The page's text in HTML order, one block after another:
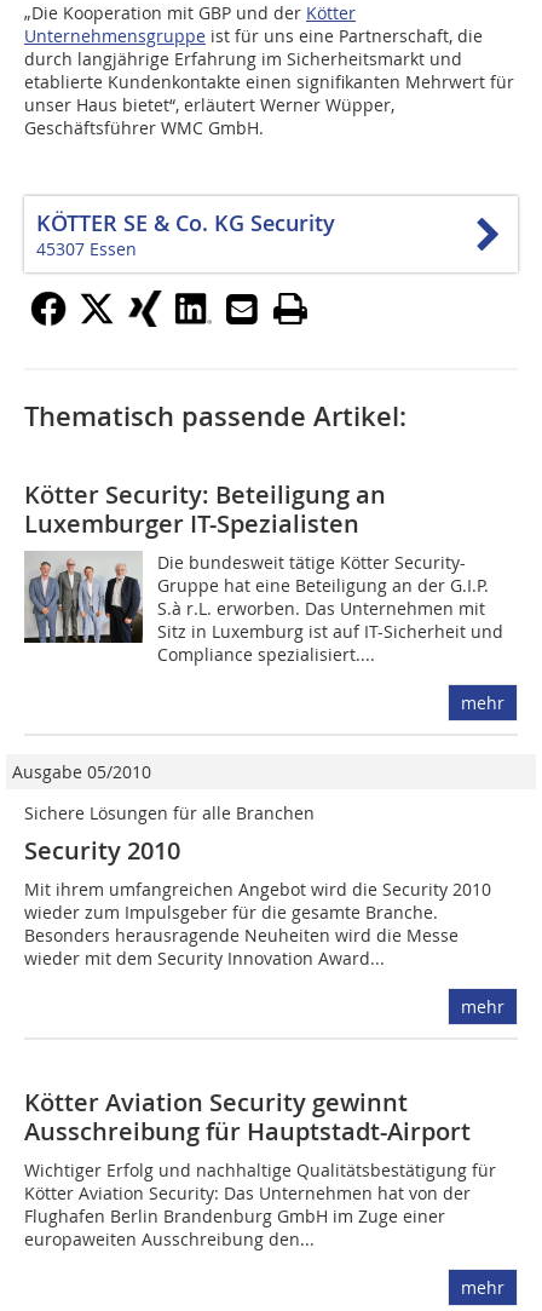
„Die Kooperation mit GBP und der Kötter
Unternehmensgruppe ist für uns eine Partnerschaft, die
durch langjährige Erfahrung im Sicherheitsmarkt und
etablierte Kunden­kontakte einen signifi­kan­ten Mehrwert für
unser Haus bietet“, erläutert Werner Wüpper,
Geschäftsführer WMC GmbH.
KÖTTER SE & Co. KG Security
45307 Essen
Thematisch passende Artikel:
Kötter Security: Beteiligung an
Luxemburger IT-Spezialisten
Die bundesweit tätige Kötter Security-
Gruppe hat eine Be­tei­ligung an der G.I.P.
S.à r.L. erworben. Das Unternehmen mit
Sitz in Luxemburg ist auf IT-Sicherheit und
Compliance spezialisiert....
mehr
Ausgabe 05/2010
Sichere Lösungen für alle Branchen
Security 2010
Mit ihrem umfangreichen Angebot wird die Security 2010
wieder zum Impulsgeber für die gesamte Branche.
Besonders herausragende Neuheiten wird die Messe
wieder mit dem Security Innovation Award...
mehr
Kötter Aviation Security gewinnt
Ausschreibung für Hauptstadt-Airport
Wichtiger Erfolg und nachhaltige Qualitätsbestätigung für
Kötter Aviation Security: Das Unternehmen hat von der
Flughafen Berlin Brandenburg GmbH im Zuge einer
europaweiten Ausschreibung den...
mehr